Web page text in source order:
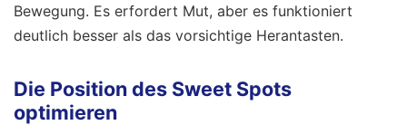
Bewegung. Es erfordert Mut, aber es funktioniert
deutlich besser als das vorsichtige Herantasten.
Die Position des Sweet Spots
optimieren